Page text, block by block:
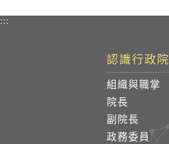
:::
認識行政院
組織與職掌
院長
副院長
政務委員